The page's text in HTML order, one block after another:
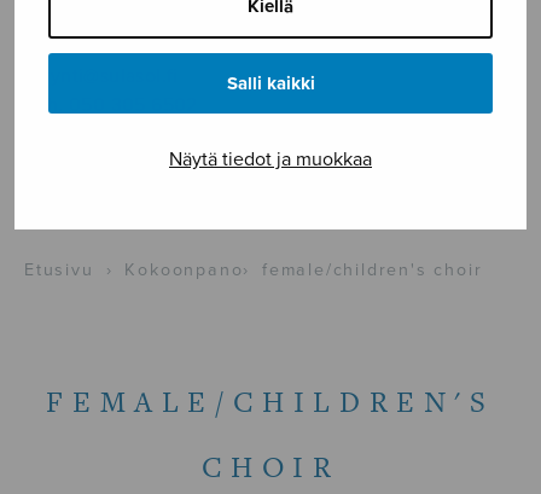
Kiellä
Salli kaikki
Näytä tiedot ja muokkaa
Etusivu › Kokoonpano› female/children's choir
FEMALE/CHILDREN'S
CHOIR